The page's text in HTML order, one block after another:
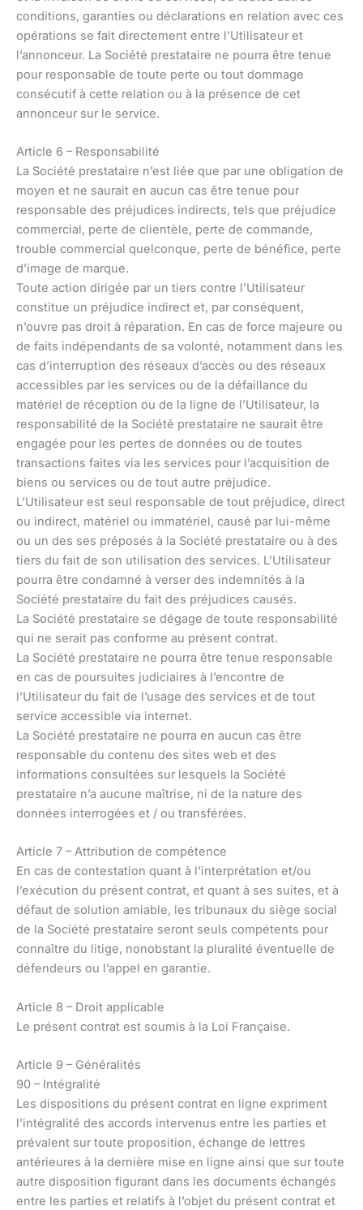
conditions, garanties ou déclarations en relation avec ces
opérations se fait directement entre l’Utilisateur et
l’annonceur. La Société prestataire ne pourra être tenue
pour responsable de toute perte ou tout dommage
consécutif à cette relation ou à la présence de cet
annonceur sur le service.
Article 6 – Responsabilité
La Société prestataire n’est liée que par une obligation de
moyen et ne saurait en aucun cas être tenue pour
responsable des préjudices indirects, tels que préjudice
commercial, perte de clientèle, perte de commande,
trouble commercial quelconque, perte de bénéfice, perte
d’image de marque.
Toute action dirigée par un tiers contre l’Utilisateur
constitue un préjudice indirect et, par conséquent,
n’ouvre pas droit à réparation. En cas de force majeure ou
de faits indépendants de sa volonté, notamment dans les
cas d’interruption des réseaux d’accès ou des réseaux
accessibles par les services ou de la défaillance du
matériel de réception ou de la ligne de l’Utilisateur, la
responsabilité de la Société prestataire ne saurait être
engagée pour les pertes de données ou de toutes
transactions faites via les services pour l’acquisition de
biens ou services ou de tout autre préjudice.
L’Utilisateur est seul responsable de tout préjudice, direct
ou indirect, matériel ou immatériel, causé par lui-même
ou un des ses préposés à la Société prestataire ou à des
tiers du fait de son utilisation des services. L’Utilisateur
pourra être condamné à verser des indemnités à la
Société prestataire du fait des préjudices causés.
La Société prestataire se dégage de toute responsabilité
qui ne serait pas conforme au présent contrat.
La Société prestataire ne pourra être tenue responsable
en cas de poursuites judiciaires à l’encontre de
l’Utilisateur du fait de l’usage des services et de tout
service accessible via internet.
La Société prestataire ne pourra en aucun cas être
responsable du contenu des sites web et des
informations consultées sur lesquels la Société
prestataire n’a aucune maîtrise, ni de la nature des
données interrogées et / ou transférées.
Article 7 – Attribution de compétence
En cas de contestation quant à l’interprétation et/ou
l’exécution du présent contrat, et quant à ses suites, et à
défaut de solution amiable, les tribunaux du siège social
de la Société prestataire seront seuls compétents pour
connaître du litige, nonobstant la pluralité éventuelle de
défendeurs ou l’appel en garantie.
Article 8 – Droit applicable
Le présent contrat est soumis à la Loi Française.
Article 9 – Généralités
90 – Intégralité
Les dispositions du présent contrat en ligne expriment
l’intégralité des accords intervenus entre les parties et
prévalent sur toute proposition, échange de lettres
antérieures à la dernière mise en ligne ainsi que sur toute
autre disposition figurant dans les documents échangés
entre les parties et relatifs à l’objet du présent contrat et